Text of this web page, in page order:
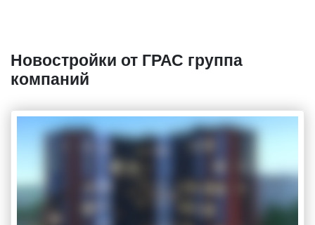
Новостройки от ГРАС группа
компаний